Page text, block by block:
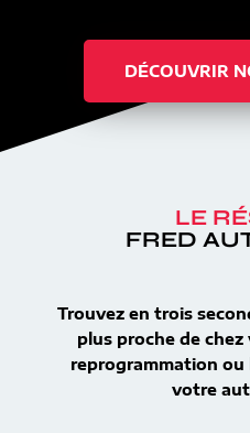
DÉCOUVRIR
LE
FRED
Trouvez en trois
plus proche de
reprogrammation ou
votre